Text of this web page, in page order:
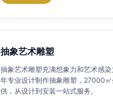
抽象艺术雕塑
抽象艺术雕塑充满想象力和艺术感
年专业设计制作抽象雕塑，27000
供，从设计到安装一站式服务。